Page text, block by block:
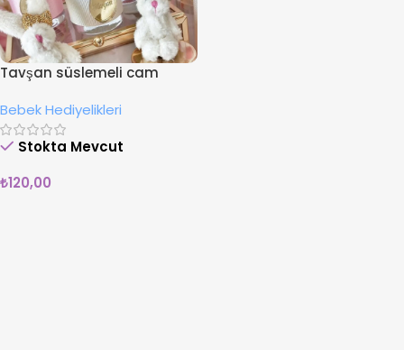
Tavşan süslemeli cam
Bebek Hediyelikleri
Stokta Mevcut
₺120,00